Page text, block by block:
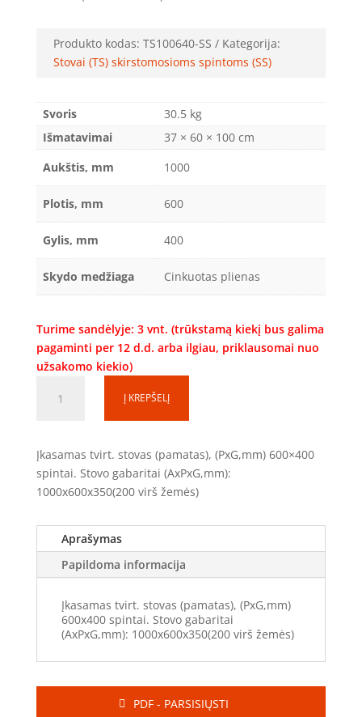
Produkto kodas: TS100640-SS
Kategorija:
Stovai (TS) skirstomosioms spintoms (SS)
Svoris
30.5 kg
Išmatavimai
37 × 60 × 100 cm
Aukštis, mm
1000
Plotis, mm 600
Gylis, mm 400
Skydo medžiaga Cinkuotas plienas
Turime sandėlyje: 3 vnt. (trūkstamą kiekį bus galima
pagaminti per 12 d.d. arba ilgiau, priklausomai nuo
užsakomo kiekio)
kiekis:
TS100640
(1000x600x370mm)
Į KREPŠELĮ
Įkasamas tvirt. stovas (pamatas), (PxG,mm) 600×400
spintai. Stovo gabaritai (AxPxG,mm):
1000x600x350(200 virš žemės)
Aprašymas
Papildoma informacija
Įkasamas tvirt. stovas (pamatas), (PxG,mm)
600x400 spintai. Stovo gabaritai
(AxPxG,mm): 1000x600x350(200 virš žemės)
PDF - PARSISIŲSTI